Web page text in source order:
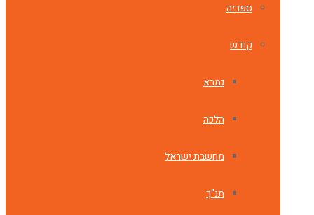
ספריה
קודש
גמרא
הלכה
מחשבת ישראל
תנ"ך